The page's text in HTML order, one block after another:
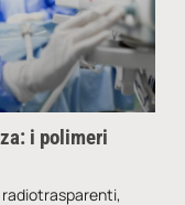
i polimeri